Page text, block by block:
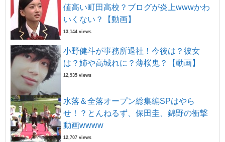
値高い町田高校？ブログが炎上wwwかわ
いくない？【動画】
13,144 views
小野健斗が事務所退社！今後は？彼女
は？姉や高城れに？薄桜鬼？【動画】
12,935 views
水落＆全落オープン総集編SPはやら
せ！？とんねるず、保田圭、錦野の衝撃
動画wwww
12,707 views